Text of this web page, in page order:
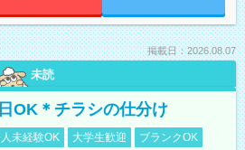
掲載日：2026.08.07
未読
OK＊チラシの仕分け
未経験OK 大学生歓迎
ブランクOK